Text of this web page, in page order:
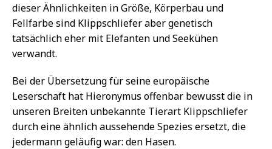
dieser Ähnlichkeiten in Größe, Körperbau und
Fellfarbe sind Klippschliefer aber genetisch
tatsächlich eher mit Elefanten und Seekühen
verwandt.
Bei der Übersetzung für seine europäische
Leserschaft hat Hieronymus offenbar bewusst die in
unseren Breiten unbekannte Tierart Klippschliefer
durch eine ähnlich aussehende Spezies ersetzt, die
jedermann geläufig war: den Hasen.